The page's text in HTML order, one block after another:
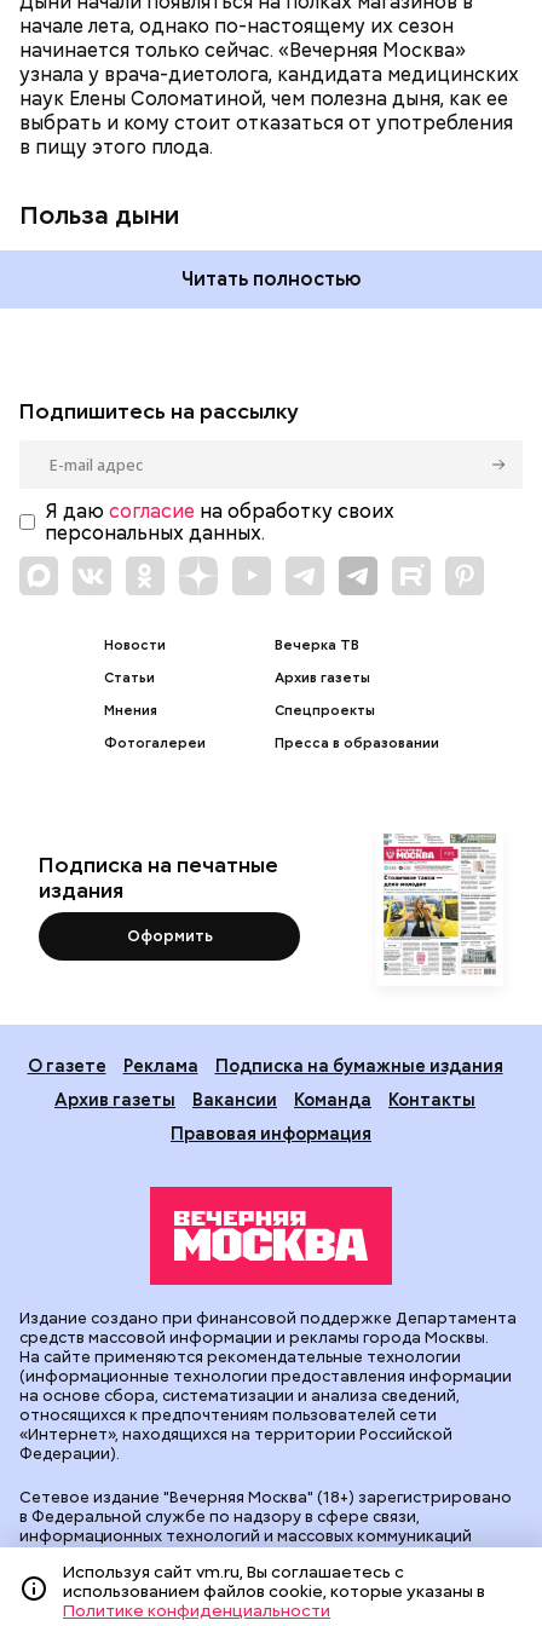
начале лета, однако по-настоящему их сезон
начинается только сейчас. «Вечерняя Москва»
узнала у врача-диетолога, кандидата медицинских
наук Елены Соломатиной, чем полезна дыня, как ее
выбрать и кому стоит отказаться от употребления
в пищу этого плода.
Польза дыни
магний — помогает калию и не дает сосудам
спазмироваться.
Читать полностью
Подпишитесь на рассылку
Я даю согласие на обработку своих
персональных данных.
Новости
Статьи
Мнения
Фотогалереи
Вечерка ТВ
Архив газеты
Спецпроекты
Пресса в образовании
Подписка на печатные
издания
Оформить
О газете Реклама
Подписка на бумажные издания
Архив газеты
Вакансии Команда
Контакты
Правовая информация
Сетевое издание "Вечерняя Москва" (18+) зарегистрировано
в Федеральной службе по надзору в сфере связи,
информационных технологий и массовых коммуникаций
90524 от 09.12.2025. Учредитель: АО "Редакция газеты
"Вечерняя Москва". Главный редактор vm.ru: Александр
Геннадьевич Глуходедов. Адрес редакции: 127015, г.Москва,
Издание создано при финансовой поддержке Департамента
средств массовой информации и рекламы города Москвы.
На сайте применяются рекомендательные технологии
(информационные технологии предоставления информации
на основе сбора, систематизации и анализа сведений,
относящихся к предпочтениям пользователей сети
«Интернет», находящихся на территории Российской
Федерации).
Используя сайт vm.ru, Вы соглашаетесь с
использованием файлов cookie, которые указаны в
Политике конфиденциальности